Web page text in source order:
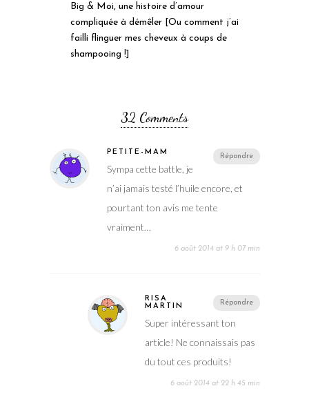
Big & Moi, une histoire d’amour
compliquée à démêler [Ou comment j’ai
failli flinguer mes cheveux à coups de
shampooing !]
32 Comments
Répondre
PETITE-MAM
Sympa cette battle, je
n’ai jamais testé l’huile encore, et
pourtant ton avis me tente
vraiment…
6 août 2014 at 9 h 07 min
Répondre
RISA
MARTIN
Super intéressant ton
article! Ne connaissais pas
du tout ces produits!
6 août 2014 at 22 h 45 min